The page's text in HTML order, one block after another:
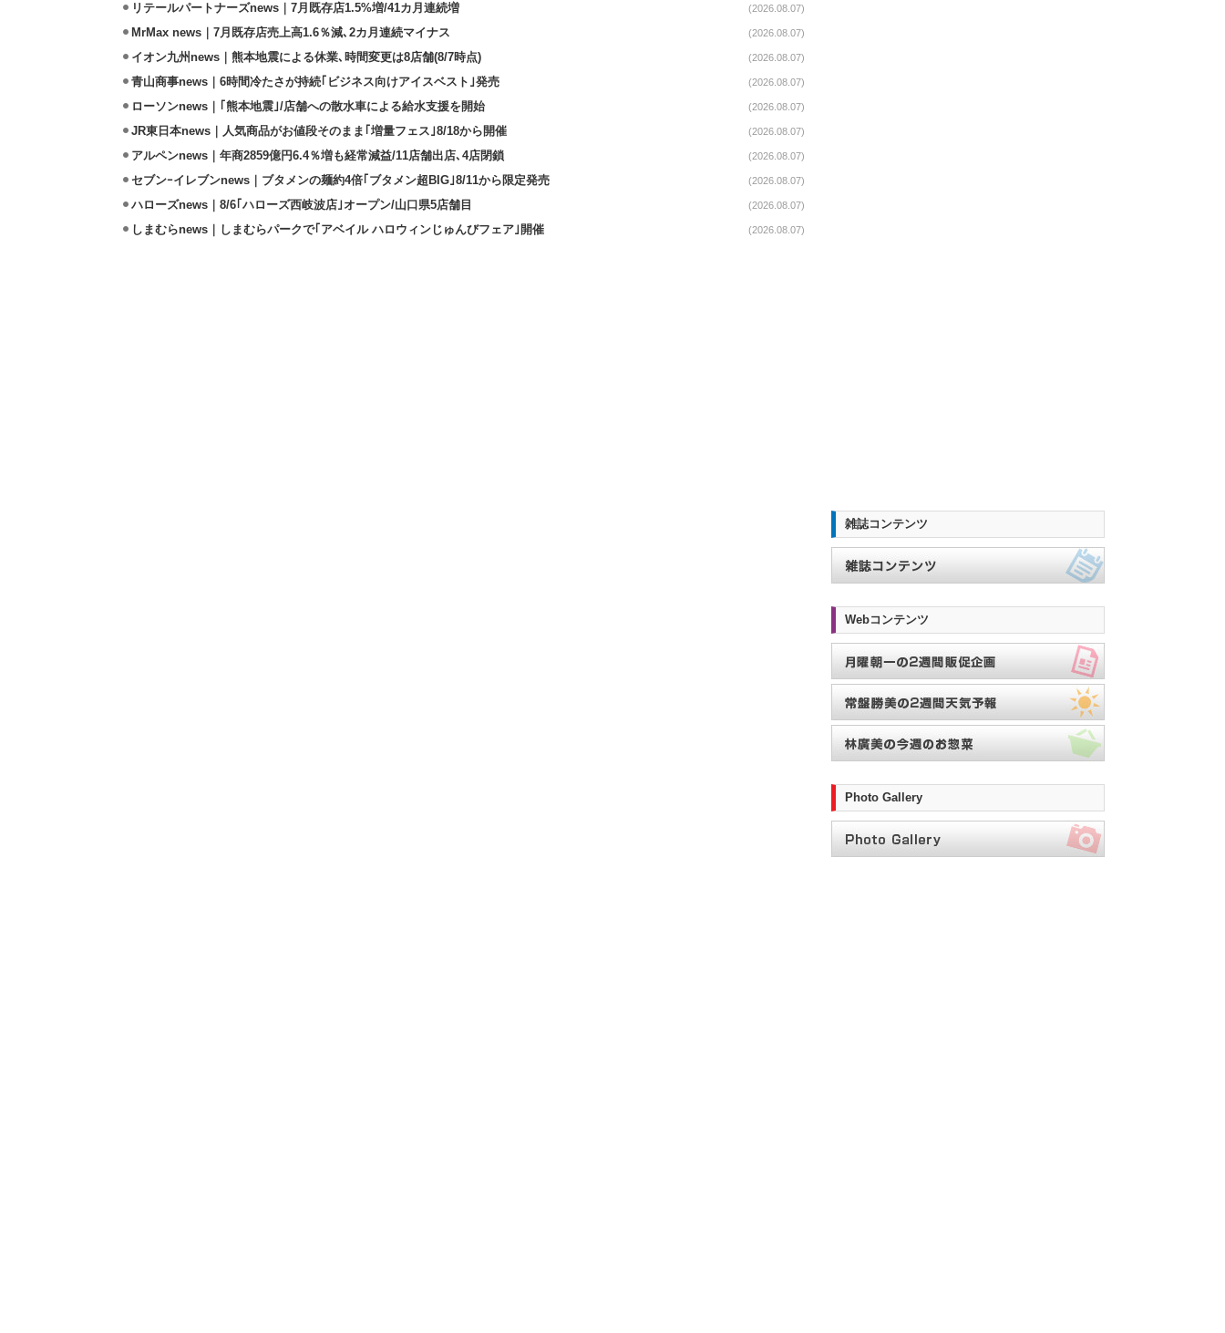
リテールパートナーズnews｜7月既存店1.5%増/41カ月連続増 (2026.08.07)
MrMax news｜7月既存店売上高1.6％減､2カ月連続マイナス (2026.08.07)
イオン九州news｜熊本地震による休業､時間変更は8店舗(8/7時点) (2026.08.07)
青山商事news｜6時間冷たさが持続｢ビジネス向けアイスベスト｣発売 (2026.08.07)
ローソンnews｜｢熊本地震｣/店舗への散水車による給水支援を開始 (2026.08.07)
JR東日本news｜人気商品がお値段そのまま｢増量フェス｣8/18から開催 (2026.08.07)
アルペンnews｜年商2859億円6.4％増も経常減益/11店舗出店､4店閉鎖 (2026.08.07)
セブンｰイレブンnews｜ブタメンの麺約4倍｢ブタメン超BIG｣8/11から限定発売 (2026.08.07)
ハローズnews｜8/6｢ハローズ西岐波店｣オープン/山口県5店舗目 (2026.08.07)
しまむらnews｜しまむらパークで｢アベイル ハロウィンじゅんびフェア｣開催 (2026.08.07)
雑誌コンテンツ
Webコンテンツ
Photo Gallery